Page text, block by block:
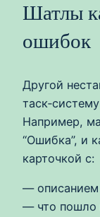
Шатлы
ошибок
Другой
Например,
“Ошибка”, и
карточкой с:
— описанием
— что пошло